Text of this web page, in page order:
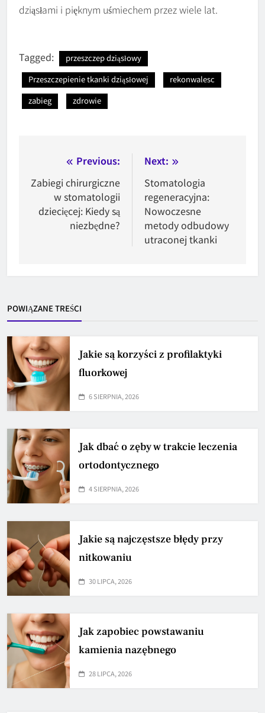
dziąsłami i pięknym uśmiechem przez wiele lat.
Tagged:
przeszczep dziąsłowy
Przeszczepienie tkanki dziąsłowej
rekonwalesc
zabieg
zdrowie
Nawigacja
wpisu
Previous:
Zabiegi chirurgiczne
w stomatologii
dziecięcej: Kiedy są
niezbędne?
Next:
Stomatologia
regeneracyjna:
Nowoczesne
metody odbudowy
utraconej tkanki
POWIĄZANE TREŚCI
Jakie są korzyści z profilaktyki
fluorkowej
6 SIERPNIA, 2026
Jak dbać o zęby w trakcie leczenia
ortodontycznego
4 SIERPNIA, 2026
Jakie są najczęstsze błędy przy
nitkowaniu
30 LIPCA, 2026
Jak zapobiec powstawaniu
kamienia nazębnego
28 LIPCA, 2026